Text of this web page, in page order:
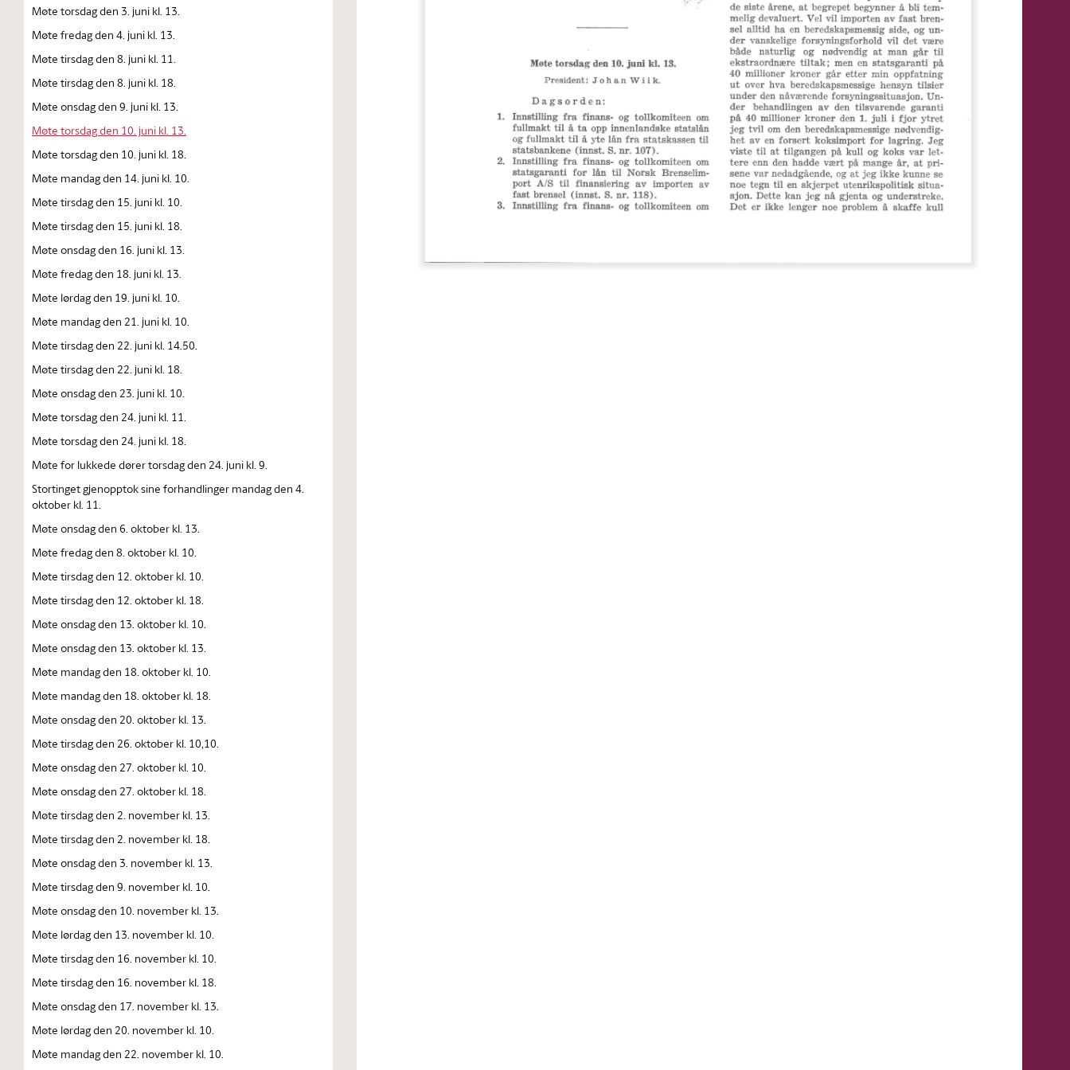
Møte torsdag den 3. juni kl. 13.
Møte fredag den 4. juni kl. 13.
Møte tirsdag den 8. juni kl. 11.
Møte tirsdag den 8. juni kl. 18.
Møte onsdag den 9. juni kl. 13.
Møte torsdag den 10. juni kl. 13.
Møte torsdag den 10. juni kl. 18.
Møte mandag den 14. juni kl. 10.
Møte tirsdag den 15. juni kl. 10.
Møte tirsdag den 15. juni kl. 18.
Møte onsdag den 16. juni kl. 13.
Møte fredag den 18. juni kl. 13.
Møte lørdag den 19. juni kl. 10.
Møte mandag den 21. juni kl. 10.
Møte tirsdag den 22. juni kl. 14.50.
Møte tirsdag den 22. juni kl. 18.
Møte onsdag den 23. juni kl. 10.
Møte torsdag den 24. juni kl. 11.
Møte torsdag den 24. juni kl. 18.
Møte for lukkede dører torsdag den 24. juni kl. 9.
Stortinget gjenopptok sine forhandlinger mandag den 4.
oktober kl. 11.
Møte onsdag den 6. oktober kl. 13.
Møte fredag den 8. oktober kl. 10.
Møte tirsdag den 12. oktober kl. 10.
Møte tirsdag den 12. oktober kl. 18.
Møte onsdag den 13. oktober kl. 10.
Møte onsdag den 13. oktober kl. 13.
Møte mandag den 18. oktober kl. 10.
Møte mandag den 18. oktober kl. 18.
Møte onsdag den 20. oktober kl. 13.
Møte tirsdag den 26. oktober kl. 10,10.
Møte onsdag den 27. oktober kl. 10.
Møte onsdag den 27. oktober kl. 18.
Møte tirsdag den 2. november kl. 13.
Møte tirsdag den 2. november kl. 18.
Møte onsdag den 3. november kl. 13.
Møte tirsdag den 9. november kl. 10.
Møte onsdag den 10. november kl. 13.
Møte lørdag den 13. november kl. 10.
Møte tirsdag den 16. november kl. 10.
Møte tirsdag den 16. november kl. 18.
Møte onsdag den 17. november kl. 13.
Møte lørdag den 20. november kl. 10.
Møte mandag den 22. november kl. 10.